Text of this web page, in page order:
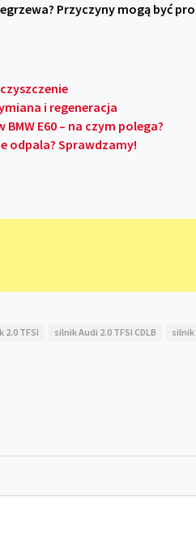
Przyczyny mogą być
i regeneracja
E60 – na czym polega?
odpala? Sprawdzamy!
2.0 TFSI silnik Audi 2.0 TFSI CDLB
silnik